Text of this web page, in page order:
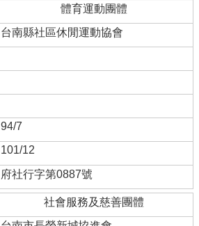
體育運動團體
台南縣社區休閒運動協會
94/7
101/12
府社行字第0887號
社會服務及慈善團體